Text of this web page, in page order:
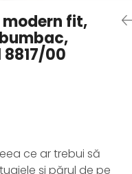
modern fit,
00
ce ar trebui să
și părul de pe